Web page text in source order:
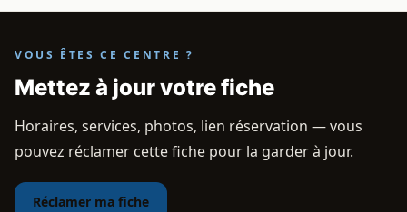
VOUS ÊTES CE CENTRE ?
Mettez à jour votre fiche
Horaires, services, photos, lien réservation — vous
pouvez réclamer cette fiche pour la garder à jour.
Réclamer ma fiche